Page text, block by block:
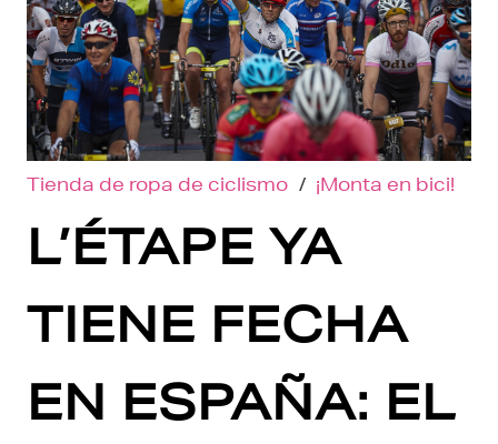
Tienda de ropa de ciclismo / ¡Monta en bici!
L’ÉTAPE YA
TIENE FECHA
EN ESPAÑA: EL